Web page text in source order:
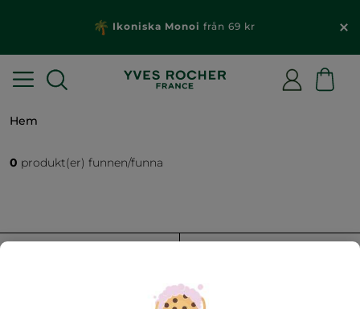
Ikoniska Monoi från 69 kr
Hem
0 produkt(er) funnen/funna